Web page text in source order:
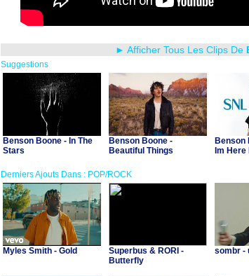
► Afficher Tous Les Clips De
Suggestions
Benson Boone - In The
Stars
Benson Boone -
Beautiful Things
Benson
Im
Derniers Ajouts Dans : POP/ROCK
Myles Smith - Gold
Superbus & RORI -
Butterfly
sombr -